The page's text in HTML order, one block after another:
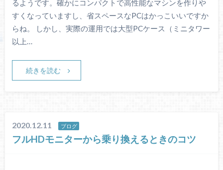
るようです。確かにコンパクトで高性能なマシンを作りや
すくなっていますし、省スペースなPCはかっこいいですか
らね。 しかし、実際の運用では大型PCケース（ミニタワー
以上…
続きを読む
2020.12.11 ブログ
フルHDモニターから乗り換えるときのコツ